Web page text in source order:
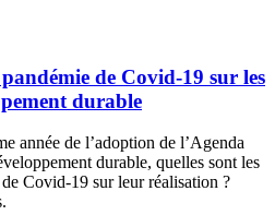
de Covid-19 sur les
durable
année de l’adoption de l’Agenda
durable, quelles sont les
Covid-19 sur leur réalisation ?